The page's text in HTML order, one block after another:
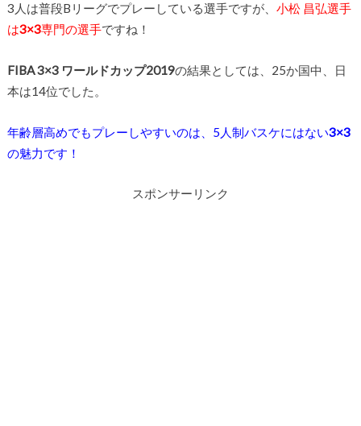
3人は普段Bリーグでプレーしている選手ですが、 小松 昌弘選手
は3×3専門の選手ですね！
FIBA 3×3 ワールドカップ2019の結果としては、25か国中、日
本は14位でした。
年齢層高めでもプレーしやすいのは、5人制バスケにはない3×3
の魅力です！
スポンサーリンク